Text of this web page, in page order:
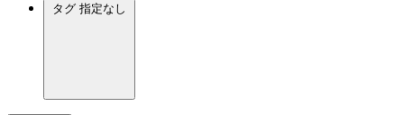
タグ 指定なし